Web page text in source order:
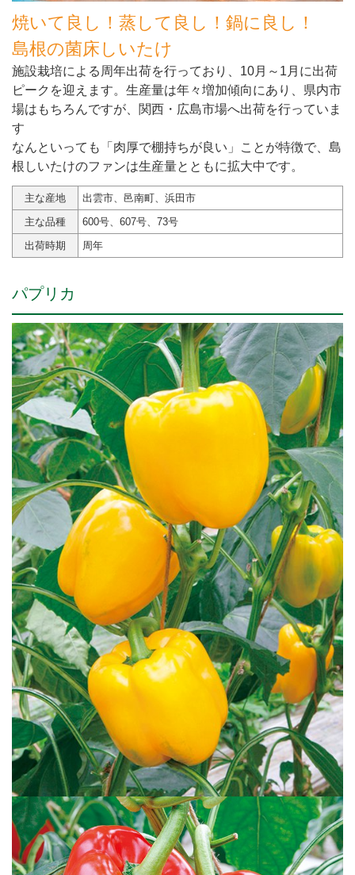
焼いて良し！蒸して良し！鍋に良し！
島根の菌床しいたけ
施設栽培による周年出荷を行っており、10月～1月に出荷
ピークを迎えます。生産量は年々増加傾向にあり、県内市
場はもちろんですが、関西・広島市場へ出荷を行っていま
す
なんといっても「肉厚で棚持ちが良い」ことが特徴で、島
根しいたけのファンは生産量とともに拡大中です。
主な産地
出雲市、邑南町、浜田市
主な品種
600号、607号、73号
出荷時期
周年
パプリカ